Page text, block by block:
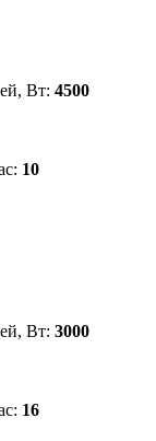
Вт: 4500
10
Вт: 3000
16